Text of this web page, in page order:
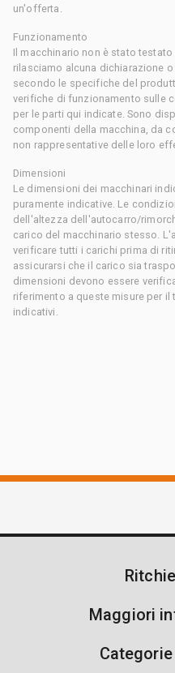
un'offerta.
Funzionamento
Il macchinario non è stato
rilasciamo alcuna dichiarazione
secondo le specifiche del
verifiche di funzionamento sulle
per le parti qui indicate. Sono
componenti della macchina, da
non rappresentative delle loro
Dimensioni
Le dimensioni dei macchinari
puramente indicative. Le
dell'altezza dell'autocarro/
carico del macchinario stesso.
verificare tutti i carichi prima di
assicurarsi che il carico sia
dimensioni devono essere
riferimento a queste misure per
indicativi.
Maggiori